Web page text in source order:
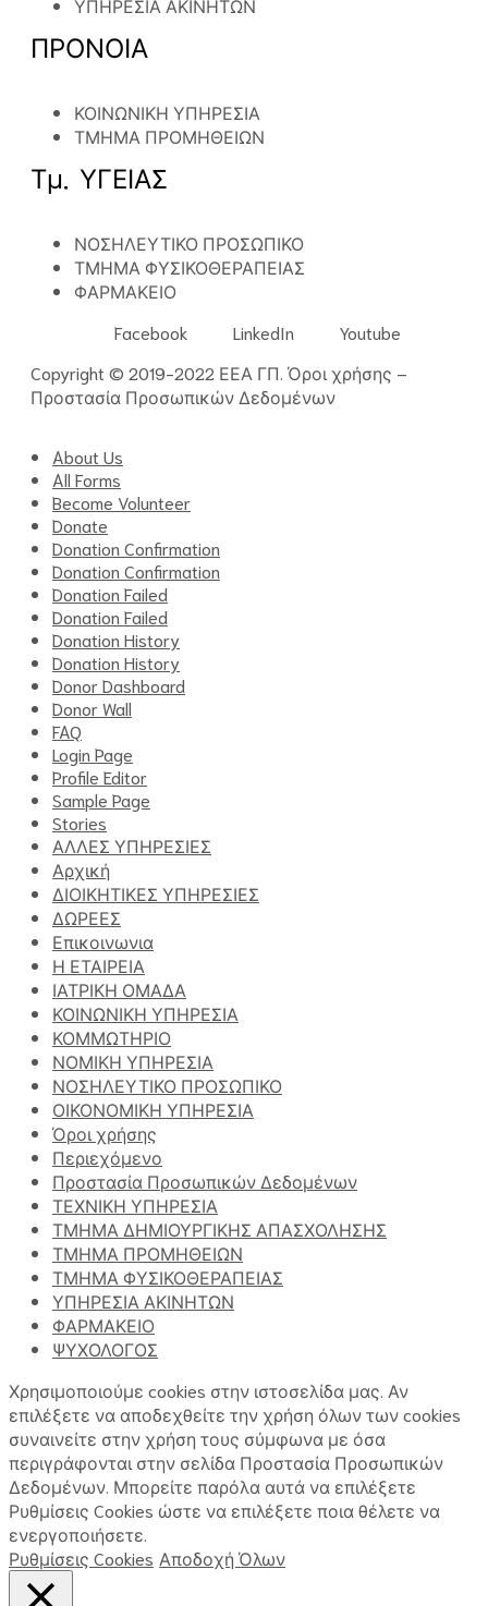
ΠΡΟΝΟΙΑ
ΚΟΙΝΩΝΙΚΗ ΥΠΗΡΕΣΙΑ
ΤΜΗΜΑ ΠΡΟΜΗΘΕΙΩΝ
Τμ. ΥΓΕΙΑΣ
ΝΟΣΗΛΕΥΤΙΚΟ ΠΡΟΣΩΠΙΚΟ
ΤΜΗΜΑ ΦΥΣΙΚΟΘΕΡΑΠΕΙΑΣ
ΦΑΡΜΑΚΕΙΟ
Facebook
LinkedIn
Youtube
Copyright © 2019-2022 ΕΕΑ ΓΠ. Όροι χρήσης –
Προστασία Προσωπικών Δεδομένων
About Us
All Forms
Become Volunteer
Donate
Donation Confirmation
Donation Confirmation
Donation Failed
Donation Failed
Donation History
Donation History
Donor Dashboard
Donor Wall
FAQ
Login Page
Profile Editor
Sample Page
Stories
ΑΛΛΕΣ ΥΠΗΡΕΣΙΕΣ
Αρχική
ΔΙΟΙΚΗΤΙΚΕΣ ΥΠΗΡΕΣΙΕΣ
ΔΩΡΕΕΣ
Επικοινωνια
Η ΕΤΑΙΡΕΙΑ
ΙΑΤΡΙΚΗ ΟΜΑΔΑ
ΚΟΙΝΩΝΙΚΗ ΥΠΗΡΕΣΙΑ
ΚΟΜΜΩΤΗΡΙΟ
ΝΟΜΙΚΗ ΥΠΗΡΕΣΙΑ
ΝΟΣΗΛΕΥΤΙΚΟ ΠΡΟΣΩΠΙΚΟ
ΟΙΚΟΝΟΜΙΚΗ ΥΠΗΡΕΣΙΑ
Όροι χρήσης
Περιεχόμενο
Προστασία Προσωπικών Δεδομένων
ΤΕΧΝΙΚΗ ΥΠΗΡΕΣΙΑ
ΤΜΗΜΑ ΔΗΜΙΟΥΡΓΙΚΗΣ ΑΠΑΣΧΟΛΗΣΗΣ
ΤΜΗΜΑ ΠΡΟΜΗΘΕΙΩΝ
ΤΜΗΜΑ ΦΥΣΙΚΟΘΕΡΑΠΕΙΑΣ
ΥΠΗΡΕΣΙΑ ΑΚΙΝΗΤΩΝ
ΦΑΡΜΑΚΕΙΟ
ΨΥΧΟΛΟΓΟΣ
Χρησιμοποιούμε cookies στην ιστοσελίδα μας. Αν
επιλέξετε να αποδεχθείτε την χρήση όλων των cookies
συναινείτε στην χρήση τους σύμφωνα με όσα
περιγράφονται στην σελίδα Προστασία Προσωπικών
Δεδομένων. Μπορείτε παρόλα αυτά να επιλέξετε
Ρυθμίσεις Cookies ώστε να επιλέξετε ποια θέλετε να
ενεργοποιήσετε.
Ρυθμίσεις Cookies Αποδοχή Όλων